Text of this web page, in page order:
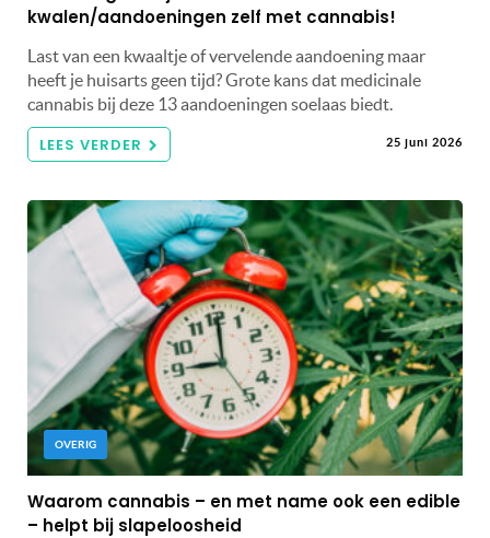
kwalen/aandoeningen zelf met cannabis!
Last van een kwaaltje of vervelende aandoening maar
heeft je huisarts geen tijd? Grote kans dat medicinale
cannabis bij deze 13 aandoeningen soelaas biedt.
LEES VERDER 25 juni 2026
OVERIG
Waarom cannabis – en met name ook een edible
– helpt bij slapeloosheid